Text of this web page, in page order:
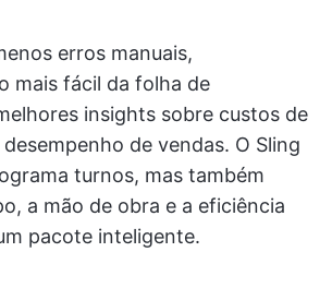
erros manuais,
mais fácil da folha de
insights sobre custos de
de vendas. O Sling
turnos, mas também
a mão de obra e a eficiência
pacote inteligente.